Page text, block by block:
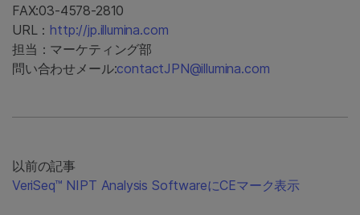
FAX:03-4578-2810
URL：http://jp.illumina.com
担当：マーケティング部
問い合わせメール:contactJPN@illumina.com
以前の記事
VeriSeq™ NIPT Analysis SoftwareにCEマーク表示